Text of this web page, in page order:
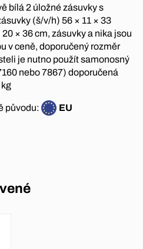
bílá 2 úložné zásuvky s
(š/v/h) 56 × 11 × 33
× 36 cm, zásuvky a nika jsou
v ceně, doporučený rozměr
je nutno použít samonosný
nebo 7867) doporučená
původu: EU